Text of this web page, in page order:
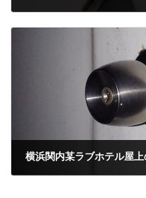
横浜関内某ラブホテル屋